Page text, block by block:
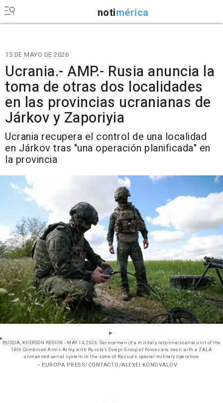
notimérica
15 DE MAYO DE 2026
Ucrania.- AMP.- Rusia anuncia la
toma de otras dos localidades
en las provincias ucranianas de
Járkov y Zaporiyia
Ucrania recupera el control de una localidad
en Járkov tras "una operación planificada" en
la provincia
RUSSIA, KHERSON REGION - MAY 14, 2026: Servicemen of a military reconnaissance unit of the
18th Combined Arms Army with Russia's Dnepr Group of Forces are seen with a ZALA
unmanned aerial system in the zone of Russia's special military operation
- EUROPA PRESS/CONTACTO/ALEXEI KONOVALOV